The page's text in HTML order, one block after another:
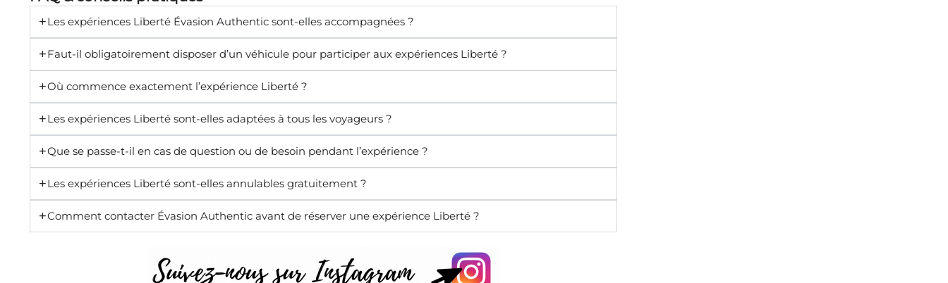
Les expériences Liberté Évasion Authentic sont-elles accompagnées ?
Faut-il obligatoirement disposer d’un véhicule pour participer aux expériences Liberté ?
Où commence exactement l’expérience Liberté ?
Les expériences Liberté sont-elles adaptées à tous les voyageurs ?
Que se passe-t-il en cas de question ou de besoin pendant l’expérience ?
Les expériences Liberté sont-elles annulables gratuitement ?
Comment contacter Évasion Authentic avant de réserver une expérience Liberté ?